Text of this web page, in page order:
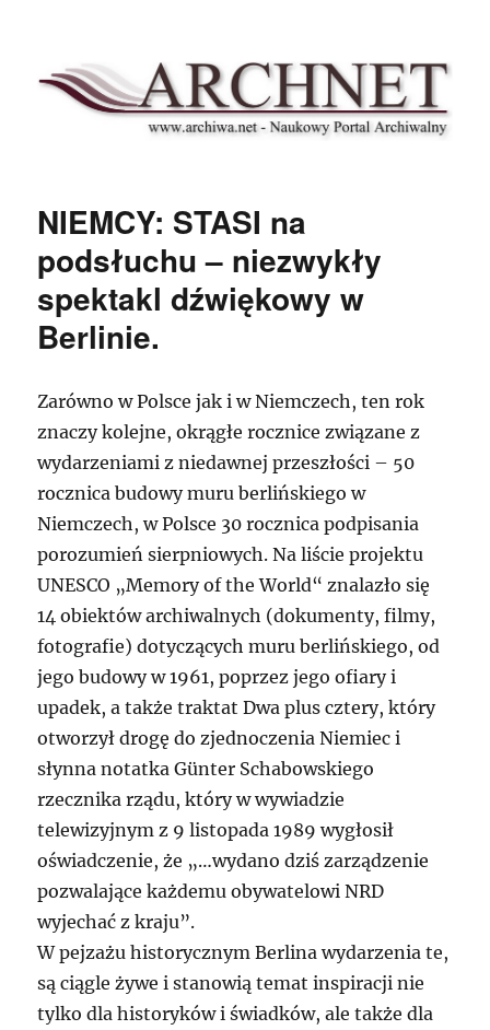
Archnet
NIEMCY: STASI na
podsłuchu – niezwykły
spektakl dźwiękowy w
Berlinie.
Zarówno w Polsce jak i w Niemczech, ten rok
znaczy kolejne, okrągłe rocznice związane z
wydarzeniami z niedawnej przeszłości – 50
rocznica budowy muru berlińskiego w
Niemczech, w Polsce 30 rocznica podpisania
porozumień sierpniowych. Na liście projektu
UNESCO „Memory of the World“ znalazło się
14 obiektów archiwalnych (dokumenty, filmy,
fotografie) dotyczących muru berlińskiego, od
jego budowy w 1961, poprzez jego ofiary i
upadek, a także traktat Dwa plus cztery, który
otworzył drogę do zjednoczenia Niemiec i
słynna notatka Günter Schabowskiego
rzecznika rządu, który w wywiadzie
telewizyjnym z 9 listopada 1989 wygłosił
oświadczenie, że „…wydano dziś zarządzenie
pozwalające każdemu obywatelowi NRD
wyjechać z kraju”.
W pejzażu historycznym Berlina wydarzenia te,
są ciągle żywe i stanowią temat inspiracji nie
tylko dla historyków i świadków, ale także dla